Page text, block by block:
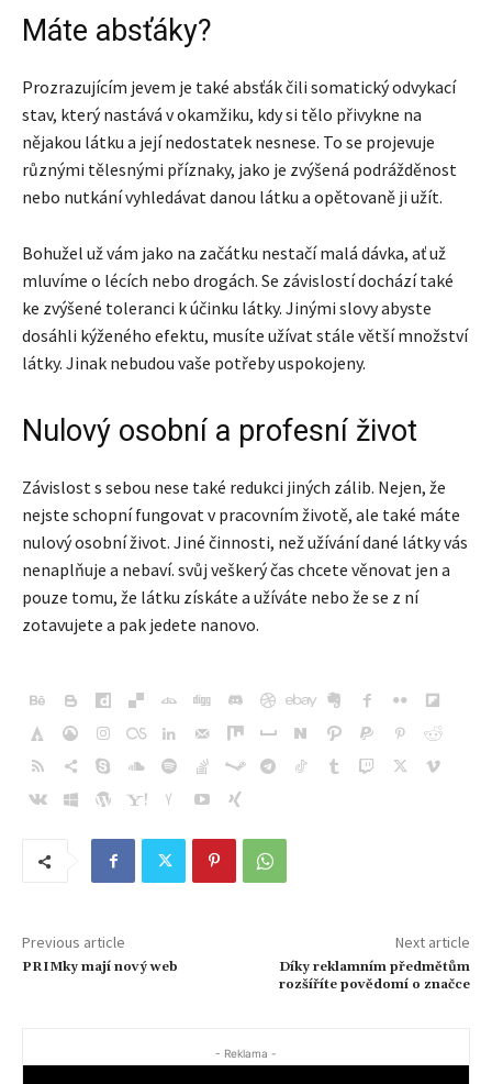
Máte absťáky?
Prozrazujícím jevem je také absťák čili somatický odvykací
stav, který nastává v okamžiku, kdy si tělo přivykne na
nějakou látku a její nedostatek nesnese. To se projevuje
různými tělesnými příznaky, jako je zvýšená podrážděnost
nebo nutkání vyhledávat danou látku a opětovaně ji užít.
Bohužel už vám jako na začátku nestačí malá dávka, ať už
mluvíme o lécích nebo drogách. Se závislostí dochází také
ke zvýšené toleranci k účinku látky. Jinými slovy abyste
dosáhli kýženého efektu, musíte užívat stále větší množství
látky. Jinak nebudou vaše potřeby uspokojeny.
Nulový osobní a profesní život
Závislost s sebou nese také redukci jiných zálib. Nejen, že
nejste schopní fungovat v pracovním životě, ale také máte
nulový osobní život. Jiné činnosti, než užívání dané látky vás
nenaplňuje a nebaví. svůj veškerý čas chcete věnovat jen a
pouze tomu, že látku získáte a užíváte nebo že se z ní
zotavujete a pak jedete nanovo.
Previous article
PRIMky mají nový web
Next article
Díky reklamním předmětům
rozšíříte povědomí o značce
- Reklama -